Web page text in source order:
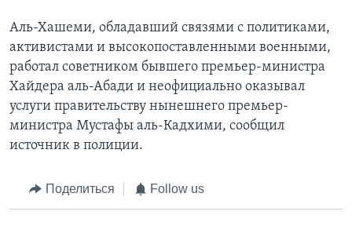
Аль-Хашеми, обладавший связями с политиками,
активистами и высокопоставленными военными,
работал советником бывшего премьер-министра
Хайдера аль-Абади и неофициально оказывал
услуги правительству нынешнего премьер-
министра Мустафы аль-Кадхими, сообщил
источник в полиции.
Поделиться Follow us